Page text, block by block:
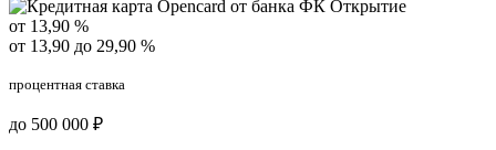
от 13,90 %
от 13,90 до 29,90 %
процентная ставка
до 500 000 ₽